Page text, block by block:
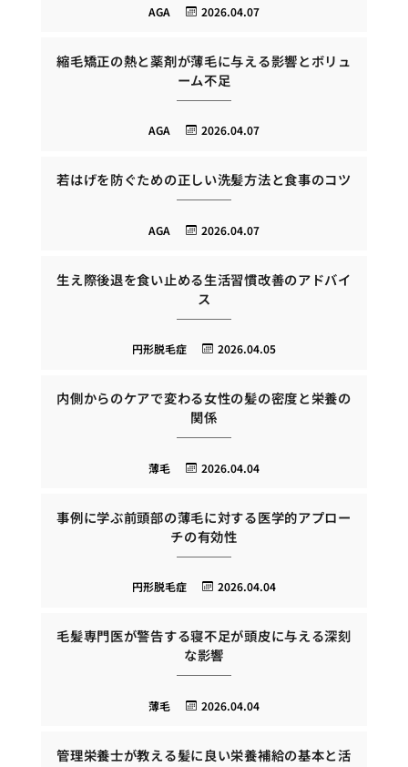
2026.04.07
AGA
縮毛矯正の熱と薬剤が薄毛に与える影響とボリュ
ーム不足
2026.04.07
AGA
若はげを防ぐための正しい洗髪方法と食事のコツ
2026.04.07
AGA
生え際後退を食い止める生活習慣改善のアドバイ
ス
2026.04.05
円形脱毛症
内側からのケアで変わる女性の髪の密度と栄養の
関係
2026.04.04
薄毛
事例に学ぶ前頭部の薄毛に対する医学的アプロー
チの有効性
2026.04.04
円形脱毛症
毛髪専門医が警告する寝不足が頭皮に与える深刻
な影響
2026.04.04
薄毛
管理栄養士が教える髪に良い栄養補給の基本と活